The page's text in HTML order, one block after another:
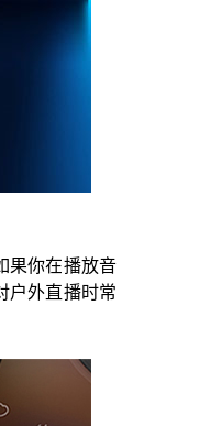
果你在播放音
户外直播时常